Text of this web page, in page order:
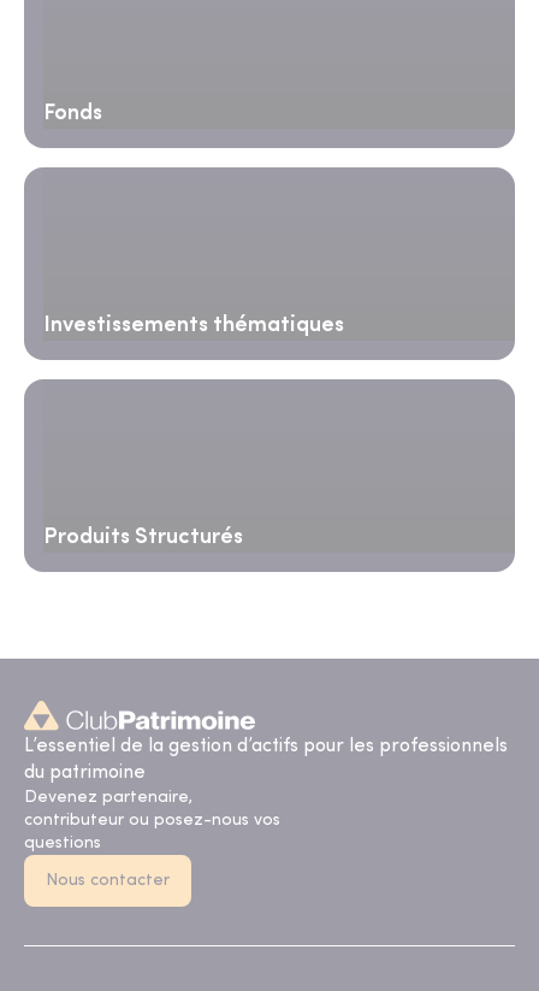
Fonds
Investissements thématiques
Produits Structurés
L’essentiel de la gestion d’actifs pour les professionnels
du patrimoine
Devenez partenaire,
contributeur ou posez-nous vos
questions
Nous contacter